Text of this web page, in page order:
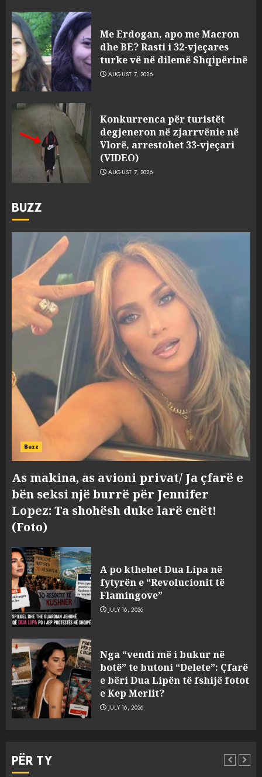
Me Erdogan, apo me Macron
dhe BE? Rasti i 32-vjeçares
turke vë në dilemë Shqipërinë
AUGUST 7, 2026
Konkurrenca për turistët
degjeneron në zjarrvënie në
Vlorë, arrestohet 33-vjeçari
(VIDEO)
AUGUST 7, 2026
BUZZ
Buzz
As makina, as avioni privat/ Ja çfarë e
bën seksi një burrë për Jennifer
Lopez: Ta shohësh duke larë enët!
(Foto)
A po kthehet Dua Lipa në
fytyrën e “Revolucionit të
Flamingove”
JULY 16, 2026
Nga “vendi më i bukur në
botë” te butoni “Delete”: Çfarë
e bëri Dua Lipën të fshijë fotot
e Kep Merlit?
JULY 16, 2026
PËR TY
3
degjeneron në zjarrvënie në
Vlorë, arrestohet 33-vjeçari
(VIDEO)
AUGUST 7, 2026